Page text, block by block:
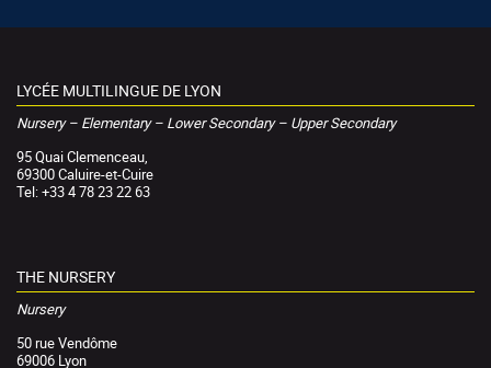
LYCÉE MULTILINGUE DE LYON
Nursery – Elementary – Lower Secondary – Upper Secondary
95 Quai Clemenceau,
69300 Caluire-et-Cuire
Tel: +33 4 78 23 22 63
THE NURSERY
Nursery
50 rue Vendôme
69006 Lyon